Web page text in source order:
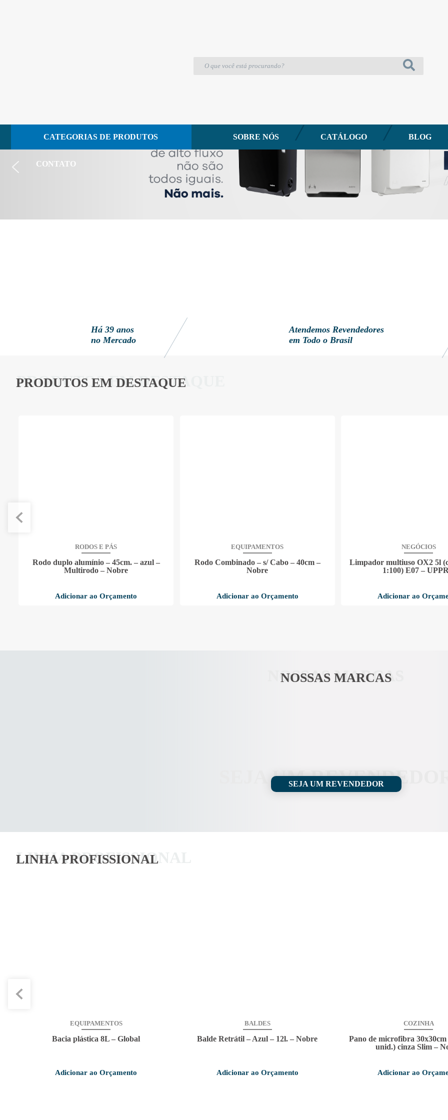
CATEGORIAS DE PRODUTOS SOBRE NÓS CATÁLOGO BLOG
CONTATO
Há 39 anos
no Mercado
Atendemos Revendedores
em Todo o Brasil
PRODUTOS EM DESTAQUE
PRODUTOS EM DESTAQUE
RODOS E PÁS
Rodo duplo alumínio – 45cm. – azul –
Multirodo – Nobre
Adicionar ao Orçamento
EQUIPAMENTOS
Rodo Combinado – s/ Cabo – 40cm –
Nobre
Adicionar ao Orçamento
NEGÓCIOS
Limpador multiuso OX2 5l
1:100) E07 –
Adicionar ao
NOSSAS MARCAS
NOSSAS MARCAS
SEJA UMSEJA UM REVENDEDOR
LINHA PROFISSIONAL
LINHA PROFISSIONAL
EQUIPAMENTOS
Bacia plástica 8L – Global
Adicionar ao Orçamento
BALDES
Balde Retrátil – Azul – 12l. – Nobre
Adicionar ao Orçamento
COZINHA
Pano de microfibra 30x30cm
unid.) cinza Slim –
Adicionar ao